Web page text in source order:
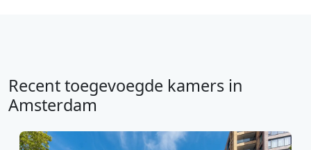
Recent toegevoegde kamers in
Amsterdam